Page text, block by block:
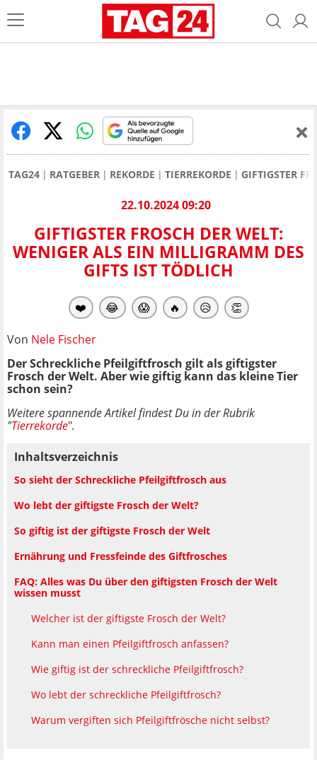
TAG24 RATGEBER REKORDE TIERREKORDE GIFTIGSTER
22.10.2024 09:20
GIFTIGSTER FROSCH DER WELT:
WENIGER ALS EIN MILLIGRAMM DES
GIFTS IST TÖDLICH
❤️ 😂 😱 🔥 😥 👏
Von Nele Fischer
Der Schreckliche Pfeilgiftfrosch gilt als giftigster
Frosch der Welt. Aber wie giftig kann das kleine Tier
schon sein?
Weitere spannende Artikel findest Du in der Rubrik
"Tierrekorde".
Inhaltsverzeichnis
So sieht der Schreckliche Pfeilgiftfrosch aus
Wo lebt der giftigste Frosch der Welt?
So giftig ist der giftigste Frosch der Welt
Ernährung und Fressfeinde des Giftfrosches
FAQ: Alles was Du über den giftigsten Frosch der Welt
wissen musst
Welcher ist der giftigste Frosch der Welt?
Kann man einen Pfeilgiftfrosch anfassen?
Wie giftig ist der schreckliche Pfeilgiftfrosch?
Wo lebt der schreckliche Pfeilgiftfrosch?
Warum vergiften sich Pfeilgiftfrösche nicht selbst?